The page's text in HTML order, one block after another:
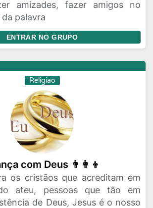
Religiao
Viagem
amizades, fazer amigos no
palavra
ENTRAR NO GRUPO
Religiao
com Deus 👨‍👩‍👦
os cristãos que acreditam em
ateu, pessoas que tão em
de Deus, Jesus é o nosso